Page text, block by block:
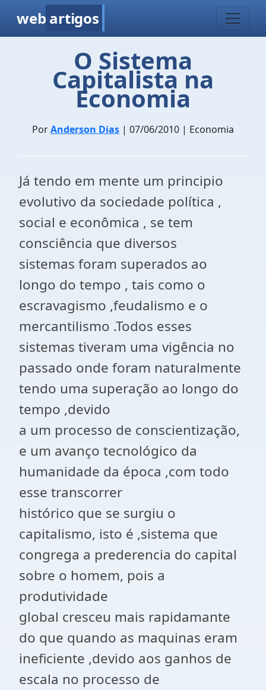
web artigos
O Sistema
Capitalista na
Economia
PorAnderson Dias | 07/06/2010 | Economia
Já tendo em mente um principio
evolutivo da sociedade política ,
social e econômica , se tem
consciência que diversos
sistemas foram superados ao
longo do tempo , tais como o
escravagismo ,feudalismo e o
mercantilismo .Todos esses
sistemas tiveram uma vigência no
passado onde foram naturalmente
tendo uma superação ao longo do
tempo ,devido
a um processo de conscientização,
e um avanço tecnológico da
humanidade da época ,com todo
esse transcorrer
histórico que se surgiu o
capitalismo, isto é ,sistema que
congrega a prederencia do capital
sobre o homem, pois a
produtividade
global cresceu mais rapidamante
do que quando as maquinas eram
ineficiente ,devido aos ganhos de
escala no processo de